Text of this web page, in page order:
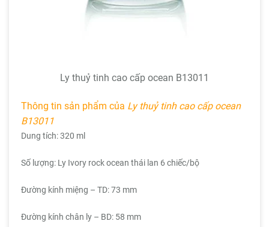
Ly thuỷ tinh cao cấp ocean B13011
Thông tin sản phẩm của Ly thuỷ tinh cao cấp ocean
B13011
Dung tích: 320 ml
Số lượng: Ly Ivory rock ocean thái lan 6 chiếc/bộ
Đường kính miệng – TD: 73 mm
Đường kính chân ly – BD: 58 mm